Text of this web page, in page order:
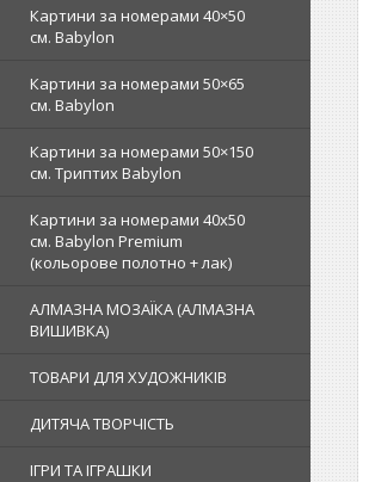
Картини за номерами 40×50
см. Babylon
Картини за номерами 50×65
см. Babylon
Картини за номерами 50×150
см. Триптих Babylon
Картини за номерами 40х50
см. Babylon Premium
(кольорове полотно + лак)
АЛМАЗНА МОЗАЇКА (АЛМАЗНА
ВИШИВКА)
ТОВАРИ ДЛЯ ХУДОЖНИКІВ
ДИТЯЧА ТВОРЧІСТЬ
ІГРИ ТА ІГРАШКИ